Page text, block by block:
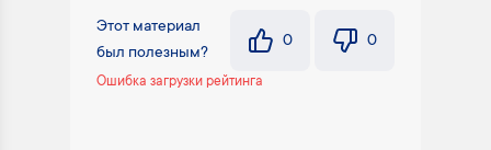
Этот материал
был полезным?
0 0
Ошибка загрузки рейтинга